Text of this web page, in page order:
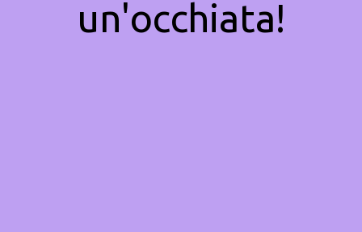
un'occhiata!